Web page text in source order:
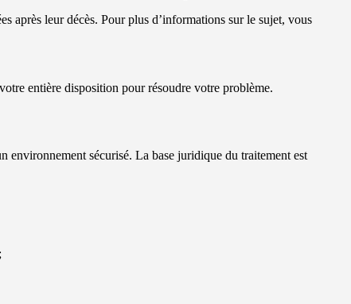
après leur décès. Pour plus d’informations sur le sujet, vous
entière disposition pour résoudre votre problème.
environnement sécurisé. La base juridique du traitement est